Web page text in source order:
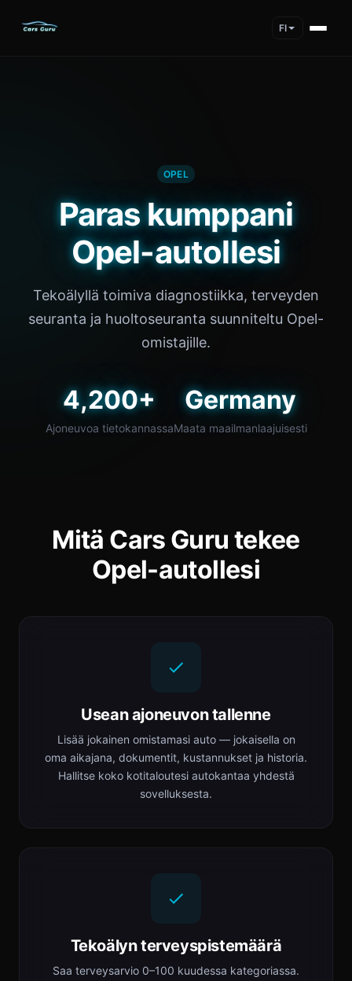
FI
OPEL
Paras kumppani
Opel-autollesi
Tekoälyllä toimiva diagnostiikka, terveyden
seuranta ja huoltoseuranta suunniteltu Opel-
omistajille.
4,200+
Ajoneuvoa tietokannassa
Germany
Maata maailmanlaajuisesti
Mitä Cars Guru tekee
Opel-autollesi
Usean ajoneuvon tallenne
Lisää jokainen omistamasi auto — jokaisella on
oma aikajana, dokumentit, kustannukset ja historia.
Hallitse koko kotitaloutesi autokantaa yhdestä
sovelluksesta.
Tekoälyn terveyspistemäärä
Saa terveysarvio 0–100 kuudessa kategoriassa.